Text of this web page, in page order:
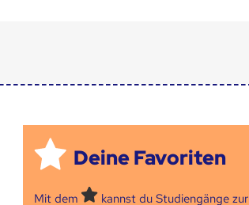
Deine Favoriten
Mit dem
kannst du Studiengänge zur